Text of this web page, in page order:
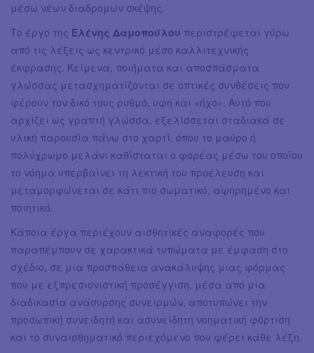
μέσω νέων διαδρομών σκέψης.
Το έργο της Ελένης Δαμοπούλου περιστρέφεται γύρω
από τις λέξεις ως κεντρικό μέσο καλλιτεχνικής
έκφρασης. Κείμενα, ποιήματα και αποσπάσματα
γλώσσας μετασχηματίζονται σε οπτικές συνθέσεις που
φέρουν τον δικό τους ρυθμό, υφή και «ήχο». Αυτό που
αρχίζει ως γραπτή γλώσσα, εξελίσσεται σταδιακά σε
υλική παρουσία πάνω στο χαρτί, όπου το μαύρο ή
πολύχρωμο μελάνι καθίσταται ο φορέας μέσω του οποίου
το νόημα υπερβαίνει τη λεκτική του προέλευση και
μεταμορφώνεται σε κάτι πιο σωματικό, αφηρημένο και
ποιητικό.
Κάποια έργα περιέχουν αισθητικές αναφορές που
παραπέμπουν σε χαρακτικά τυπώματα με έμφαση στο
σχέδιο, σε μια προσπάθεια ανακάλυψης μιας φόρμας
που με εξπρεσιονιστική προσέγγιση, μέσα από μια
διαδικασία ανάσυρσης συνειρμών, αποτυπώνει την
προσωπική συνειδητή και ασυνείδητη νοηματική φόρτιση
και το συναισθηματικό περιεχόμενο που φέρει κάθε λέξη.